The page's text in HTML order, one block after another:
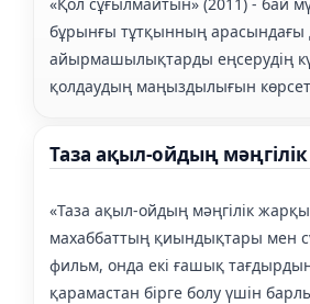
бұрынғы тұтқынның арасындағы
айырмашылықтарды еңсерудің
қолдаудың маңыздылығын
Таза ақыл-ойдың
«Таза ақыл-ойдың мәңгілік
махаббаттың қиындықтары мен
фильм, онда екі ғашық
қарамастан бірге болу үшін